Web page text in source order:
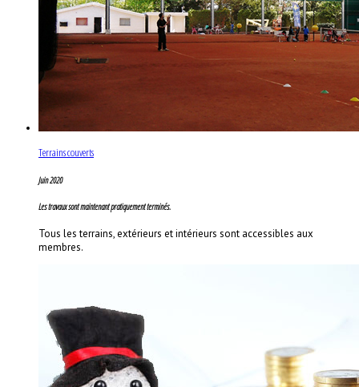
Terrains couverts
Juin 2020
Les travaux sont maintenant pratiquement terminés.
Tous les terrains, extérieurs et intérieurs sont accessibles aux
membres.